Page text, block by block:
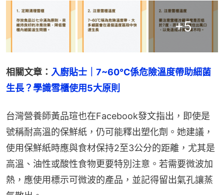
+5
相關文章： 入廚貼士｜7~60℃係危險溫度帶助細菌
生長？學識雪櫃使用5大原則
台灣營養師黃品瑄也在Facebook發文指出，即使是
號稱耐高溫的保鮮紙，仍可能釋出塑化劑。她建議，
使用保鮮紙時應與食材保持2至3公分的距離，尤其是
高溫、油性或酸性食物更要特別注意。若需要微波加
熱，應使用標示可微波的產品，並記得留出氣孔讓蒸